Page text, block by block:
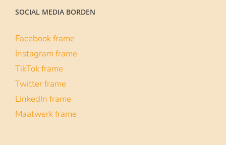
SOCIAL MEDIA BORDEN
Facebook frame
Instagram frame
TikTok frame
Twitter frame
LinkedIn frame
Maatwerk frame